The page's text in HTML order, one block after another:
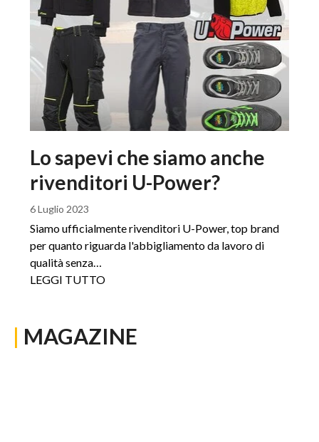
Lo sapevi che siamo anche
rivenditori U-Power?
6 Luglio 2023
Siamo ufficialmente rivenditori U-Power, top brand
per quanto riguarda l'abbigliamento da lavoro di
qualità senza…
LEGGI TUTTO
| MAGAZINE